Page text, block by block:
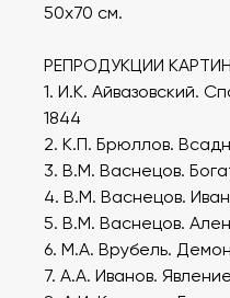
50х70 см.
РЕПРОДУКЦИИ КАРТИН
1. И.К. Айвазовский.
1844
2. К.П. Брюллов.
3. В.М. Васнецов.
4. В.М. Васнецов.
5. В.М. Васнецов.
6. М.А. Врубель.
7. А.А. Иванов.